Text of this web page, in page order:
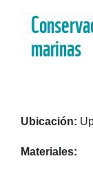
marinas​
Ubicación:
Materiales:​